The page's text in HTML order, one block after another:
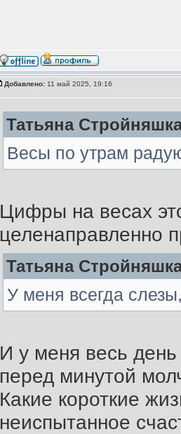
Добавлено:11 май 2025, 19:16
Татьяна
Весы по утрам
Цифры на весах
целенаправленно
Татьяна
У меня всегда
И у меня весь
перед минутой
Какие короткие
неиспытанное